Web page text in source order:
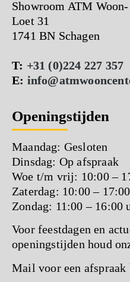
Showroom ATM
Loet 31
1741 BN Schagen
T: +31 (0)224 227 357
E:
Openingstijden
Maandag: Gesloten
Dinsdag: Op afspraak
Woe t/m vrij: 10:00 –
Zaterdag: 10:00 –
Zondag: 11:00 – 16:00
Voor feestdagen en
openingstijden houd
Mail voor een